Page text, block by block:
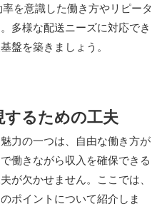
を意識した働き方やリピータ
多様な配送ニーズに対応でき
盤を築きましょう。
るための工夫
力の一つは、自由な働き方が
働きながら収入を確保できる
が欠かせません。ここでは、
ポイントについて紹介しま